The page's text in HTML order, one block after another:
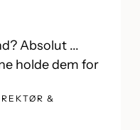
Absolut ...
holde dem for
&